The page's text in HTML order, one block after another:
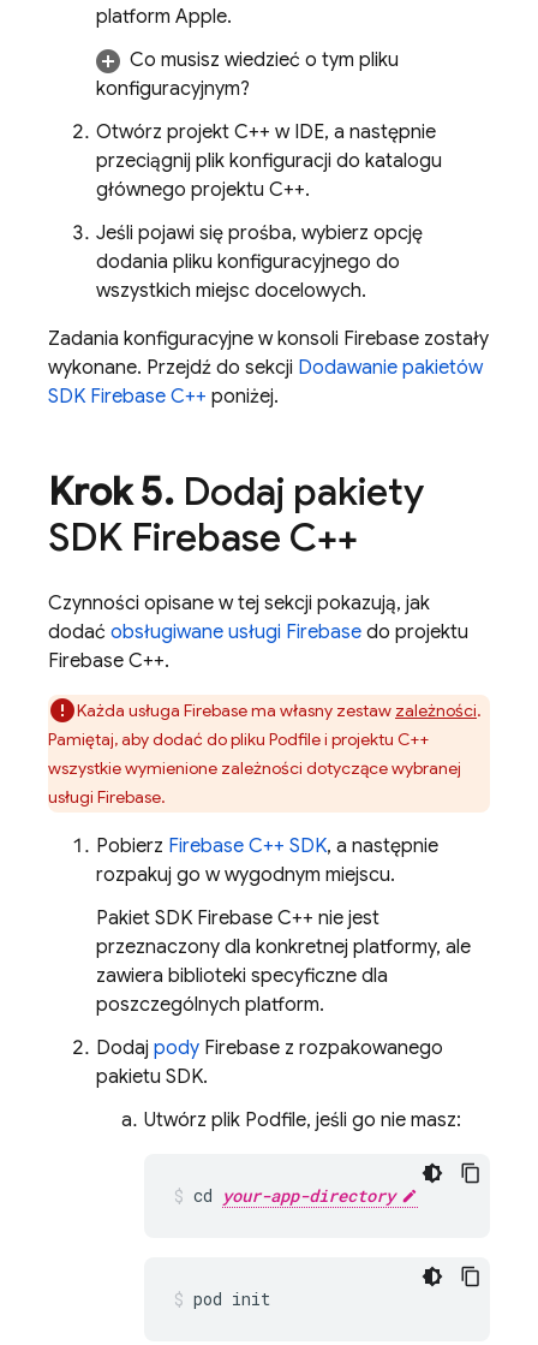
platform Apple.
Co musisz wiedzieć o tym pliku
konfiguracyjnym?
Otwórz projekt C++ w IDE, a następnie
przeciągnij plik konfiguracji do katalogu
głównego projektu C++.
Jeśli pojawi się prośba, wybierz opcję
dodania pliku konfiguracyjnego do
wszystkich miejsc docelowych.
Zadania konfiguracyjne w konsoli Firebase zostały
wykonane. Przejdź do sekcji Dodawanie pakietów
SDK Firebase C++ poniżej.
Krok 5.Dodaj pakiety
SDK Firebase C++
Czynności opisane w tej sekcji pokazują, jak
dodać obsługiwane usługi Firebase do projektu
Firebase C++.
Każda usługa Firebase ma własny zestaw zależności.
Pamiętaj, aby dodać do pliku Podfile i projektu C++
wszystkie wymienione zależności dotyczące wybranej
usługi Firebase.
Pobierz Firebase C++ SDK, a następnie
rozpakuj go w wygodnym miejscu.
Pakiet SDK Firebase C++ nie jest
przeznaczony dla konkretnej platformy, ale
zawiera biblioteki specyficzne dla
poszczególnych platform.
Dodaj pody Firebase z rozpakowanego
pakietu SDK.
Utwórz plik Podfile, jeśli go nie masz:
cd your-app-directory
pod init